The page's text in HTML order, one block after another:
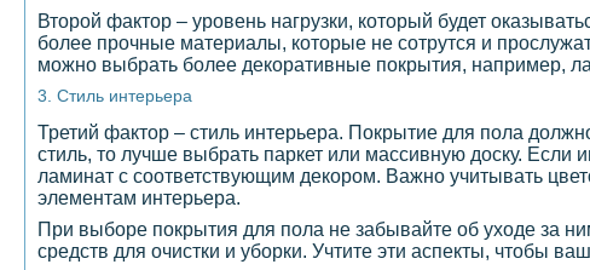
Второй фактор – уровень нагрузки, который будет
более прочные материалы, которые не сотрутся и
можно выбрать более декоративные покрытия, например,
3. Стиль интерьера
Третий фактор – стиль интерьера. Покрытие для пола
стиль, то лучше выбрать паркет или массивную доску.
ламинат с соответствующим декором. Важно учитывать
элементам интерьера.
При выборе покрытия для пола не забывайте об уходе за
средств для очистки и уборки. Учтите эти аспекты, чтобы